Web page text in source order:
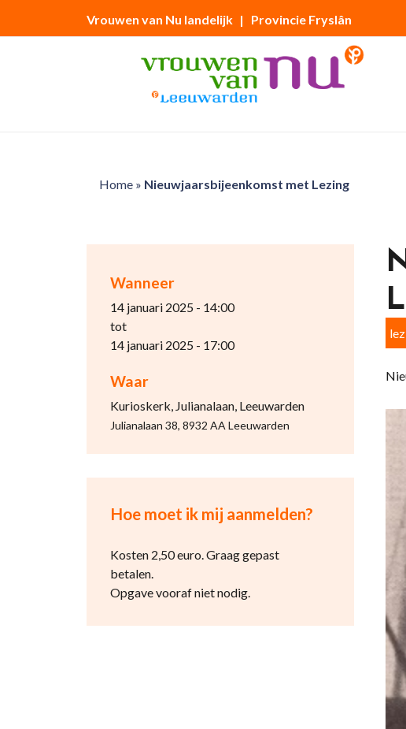
Vrouwen van Nu landelijk | Provincie Fryslân
Home» Nieuwjaarsbijeenkomst met Lezing
Wanneer
14 januari 2025 - 14:00
tot
14 januari 2025 - 17:00
Waar
Kurioskerk, Julianalaan, Leeuwarden
Julianalaan 38, 8932 AA Leeuwarden
Hoe moet ik mij aanmelden?
Kosten 2,50 euro. Graag gepast
betalen.
Opgave vooraf niet nodig.